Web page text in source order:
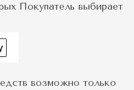
Покупатель выбирает
возможно только